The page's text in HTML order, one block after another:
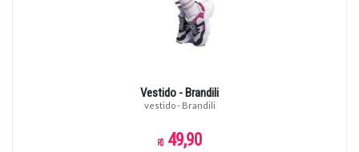
Vestido - Brandili
vestido - Brandili
49,90